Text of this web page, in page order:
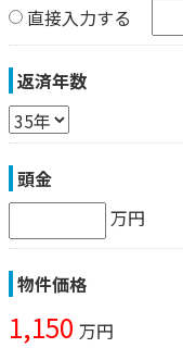
直接入力する
返済年数
頭金
万円
物件価格
1,150 万円